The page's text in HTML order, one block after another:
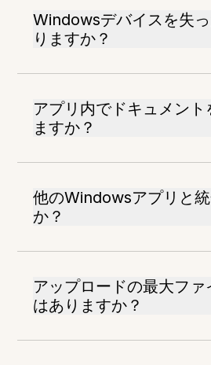
Windowsデバイスを失
りますか？
アプリ内でドキュメント
ますか？
他のWindowsアプリと
か？
アップロードの最大ファ
はありますか？